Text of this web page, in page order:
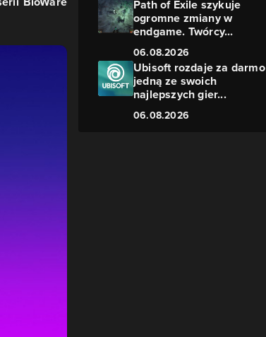
Path of Exile szykuje
ogromne zmiany w
endgame. Twórcy...
06.08.2026
Ubisoft rozdaje za darmo
jedną ze swoich
najlepszych gier...
06.08.2026